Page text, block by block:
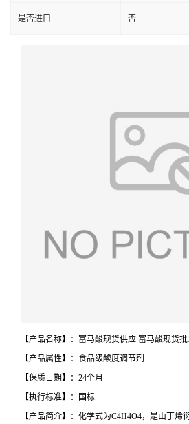
是否进口 否
【产品名称】：富马酸现货供应 富马酸现货
【产品属性】：食品级酸度调节剂
【保质日期】：24个月
【执行标准】：国标
【产品简介】：化学式为C4H4O4，是由丁烯